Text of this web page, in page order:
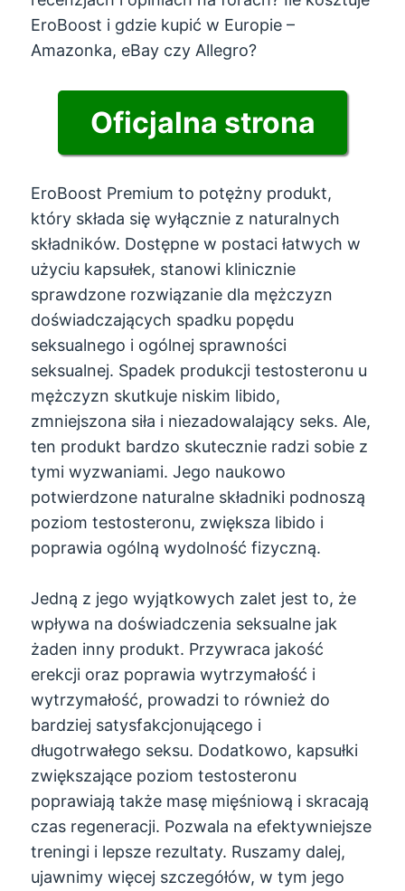
EroBoost i gdzie kupić w Europie –
Amazonka, eBay czy Allegro?
Oficjalna strona
EroBoost Premium to potężny produkt,
który składa się wyłącznie z naturalnych
składników. Dostępne w postaci łatwych w
użyciu kapsułek, stanowi klinicznie
sprawdzone rozwiązanie dla mężczyzn
doświadczających spadku popędu
seksualnego i ogólnej sprawności
seksualnej. Spadek produkcji testosteronu u
mężczyzn skutkuje niskim libido,
zmniejszona siła i niezadowalający seks. Ale,
ten produkt bardzo skutecznie radzi sobie z
tymi wyzwaniami. Jego naukowo
potwierdzone naturalne składniki podnoszą
poziom testosteronu, zwiększa libido i
poprawia ogólną wydolność fizyczną.
Jedną z jego wyjątkowych zalet jest to, że
wpływa na doświadczenia seksualne jak
żaden inny produkt. Przywraca jakość
erekcji oraz poprawia wytrzymałość i
wytrzymałość, prowadzi to również do
bardziej satysfakcjonującego i
długotrwałego seksu. Dodatkowo, kapsułki
zwiększające poziom testosteronu
poprawiają także masę mięśniową i skracają
czas regeneracji. Pozwala na efektywniejsze
treningi i lepsze rezultaty. Ruszamy dalej,
ujawnimy więcej szczegółów, w tym jego